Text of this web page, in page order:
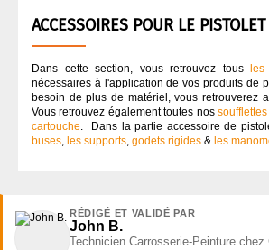
ACCESSOIRES POUR LE
Dans cette section, vous retrouvez tous
nécessaires à l'application de vos produits de
besoin de plus de matériel, vous retrouverez
Vous retrouvez également toutes nos
cartouche. Dans la partie accessoire de
buses, les supports, godets rigides & les
RÉDIGÉ ET VALIDÉ PAR
John B.
Technicien Carrosserie-Peinture chez